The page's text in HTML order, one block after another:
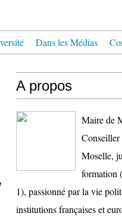
Dans les Médias
A propos
Maire de
Conseiller
Moselle,
formation
1), passionné par la vie
institutions françaises et